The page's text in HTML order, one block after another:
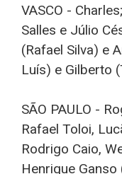
VASCO -
Salles e Júlio
(Rafael Silva) e
Luís) e Gilberto
SÃO PAULO -
Rafael Toloi,
Rodrigo Caio,
Henrique